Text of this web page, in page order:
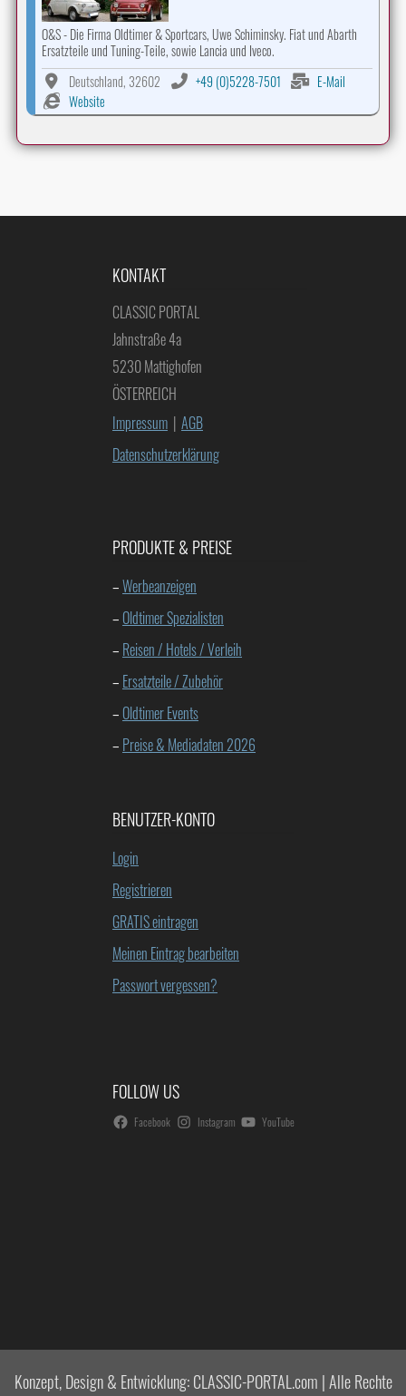
O&S - Die Firma Oldtimer & Sportcars, Uwe Schiminsky. Fiat und Abarth
Ersatzteile und Tuning-Teile, sowie Lancia und Iveco.
Deutschland, 32602
+49 (0)5228-7501
E-Mail
Website
KONTAKT
CLASSIC PORTAL
Jahnstraße 4a
5230 Mattighofen
ÖSTERREICH
Impressum | AGB
Datenschutzerklärung
PRODUKTE & PREISE
–Werbeanzeigen
– Oldtimer Spezialisten
– Reisen / Hotels / Verleih
– Ersatzteile / Zubehör
– Oldtimer Events
– Preise & Mediadaten 2026
BENUTZER-KONTO
Login
Registrieren
GRATIS eintragen
Meinen Eintrag bearbeiten
Passwort vergessen?
FOLLOW US
Facebook Instagram YouTube
Konzept, Design & Entwicklung: CLASSIC-PORTAL.com | Alle Rechte